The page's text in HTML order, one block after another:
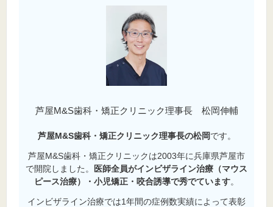
芦屋M&S歯科・矯正クリニック理事長 松岡伸輔
芦屋M&S歯科・矯正クリニック理事長の松岡です。
芦屋M&S歯科・矯正クリニックは2003年に兵庫県芦屋市
で開院しました。 医師全員がインビザライン治療（マウス
ピース治療）・小児矯正・咬合誘導で秀でています。
インビザライン治療では1年間の症例数実績によって表彰